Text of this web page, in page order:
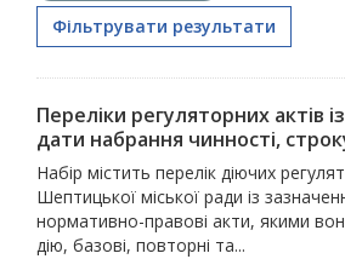
Фільтрувати результати
Переліки регуляторних актів
дати набрання чинності,
Набір містить перелік діючих
Шептицької міської ради із
нормативно-правові акти, якими
дію, базові, повторні та...